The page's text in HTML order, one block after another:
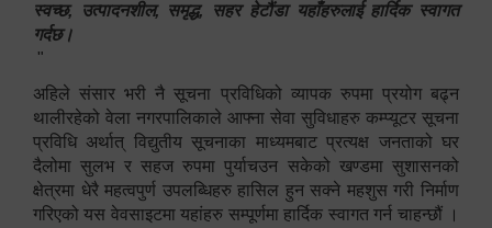
स्वच्छ, उत्पादनशील, समृद्ध, सहर हेटौंडा यहाँहरुलाई हार्दिक स्वागत
गर्दछ।
"
अहिले संसार भरी नै सूचना प्रविधिको व्यापक रुपमा प्रयोग बढ्न
थालीरहेको वेला नगरपालिकाले आफ्ना सेवा सुविधाहरु कम्प्यूटर सूचना
प्रविधि अर्थात् विद्युतीय सूचनाका माध्यमबाट प्रत्यक्ष जनताको घर
दैलोमा सुलभ र सहज रुपमा पुर्याचउन सकेको खण्डमा सुशासनको
क्षेत्रमा धेरै महत्वपुर्ण उपलब्धिहरु हासिल हुन सक्ने महशुस गरी निर्माण
गरिएको यस वेवसाइटमा यहांहरु सम्पूर्णमा हार्दिक स्वागत गर्न चाहन्छौं ।